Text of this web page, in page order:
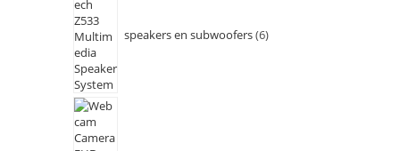
speakers en subwoofers 6